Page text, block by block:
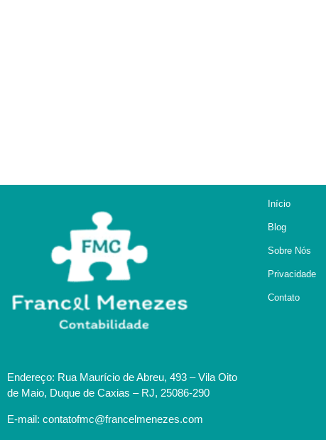
Endereço: Rua Maurício de Abreu, 493 – Vila Oito
de Maio, Duque de Caxias – RJ, 25086-290
E-mail: contatofmc@francelmenezes.com
Início
Blog
Sobre Nós
Privacidade
Contato